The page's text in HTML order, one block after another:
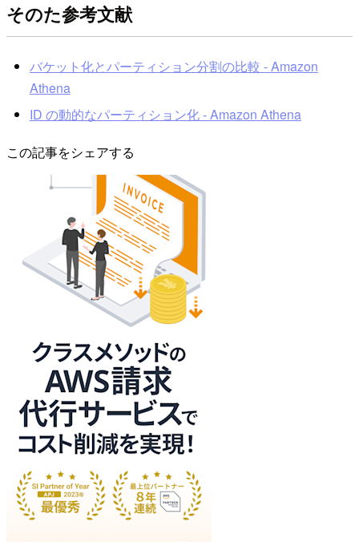
そのた参考文献
バケット化とパーティション分割の比較 - Amazon
Athena
ID の動的なパーティション化 - Amazon Athena
この記事をシェアする